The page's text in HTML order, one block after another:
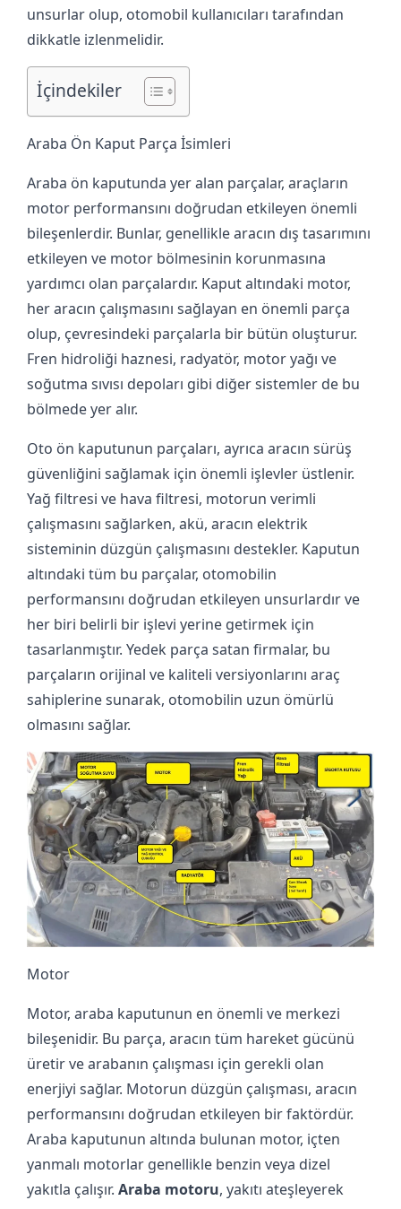
unsurlar olup, otomobil kullanıcıları tarafından
dikkatle izlenmelidir.
İçindekiler
Araba Ön Kaput Parça İsimleri
Araba ön kaputunda yer alan parçalar, araçların
motor performansını doğrudan etkileyen önemli
bileşenlerdir. Bunlar, genellikle aracın dış tasarımını
etkileyen ve motor bölmesinin korunmasına
yardımcı olan parçalardır. Kaput altındaki motor,
her aracın çalışmasını sağlayan en önemli parça
olup, çevresindeki parçalarla bir bütün oluşturur.
Fren hidroliği haznesi, radyatör, motor yağı ve
soğutma sıvısı depoları gibi diğer sistemler de bu
bölmede yer alır.
Oto ön kaputunun parçaları, ayrıca aracın sürüş
güvenliğini sağlamak için önemli işlevler üstlenir.
Yağ filtresi ve hava filtresi, motorun verimli
çalışmasını sağlarken, akü, aracın elektrik
sisteminin düzgün çalışmasını destekler. Kaputun
altındaki tüm bu parçalar, otomobilin
performansını doğrudan etkileyen unsurlardır ve
her biri belirli bir işlevi yerine getirmek için
tasarlanmıştır. Yedek parça satan firmalar, bu
parçaların orijinal ve kaliteli versiyonlarını araç
sahiplerine sunarak, otomobilin uzun ömürlü
olmasını sağlar.
Motor
Motor, araba kaputunun en önemli ve merkezi
bileşenidir. Bu parça, aracın tüm hareket gücünü
üretir ve arabanın çalışması için gerekli olan
enerjiyi sağlar. Motorun düzgün çalışması, aracın
performansını doğrudan etkileyen bir faktördür.
Araba kaputunun altında bulunan motor, içten
yanmalı motorlar genellikle benzin veya dizel
yakıtla çalışır. Araba motoru, yakıtı ateşleyerek